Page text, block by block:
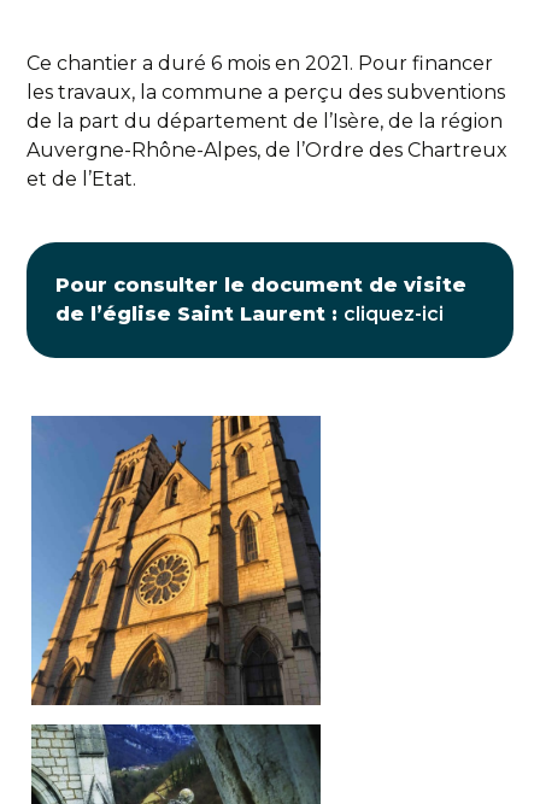
Ce chantier a duré 6 mois en 2021. Pour financer
les travaux, la commune a perçu des subventions
de la part du département de l’Isère, de la région
Auvergne-Rhône-Alpes, de l’Ordre des Chartreux
et de l’Etat.
Pour consulter le document de visite
de l’église Saint Laurent : cliquez-ici